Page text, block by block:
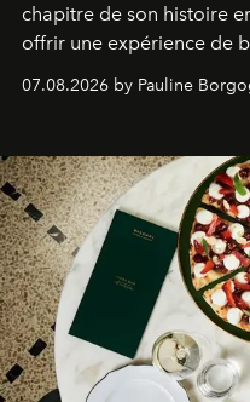
chapitre de son histoire
offrir une expérience de
07.08.2026 by Pauline